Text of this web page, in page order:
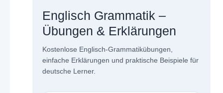
Englisch Grammatik –
Übungen & Erklärungen
Kostenlose Englisch-Grammatikübungen,
einfache Erklärungen und praktische Beispiele für
deutsche Lerner.